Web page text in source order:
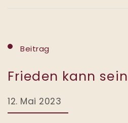
Beitrag
Frieden kann sein
12. Mai 2023